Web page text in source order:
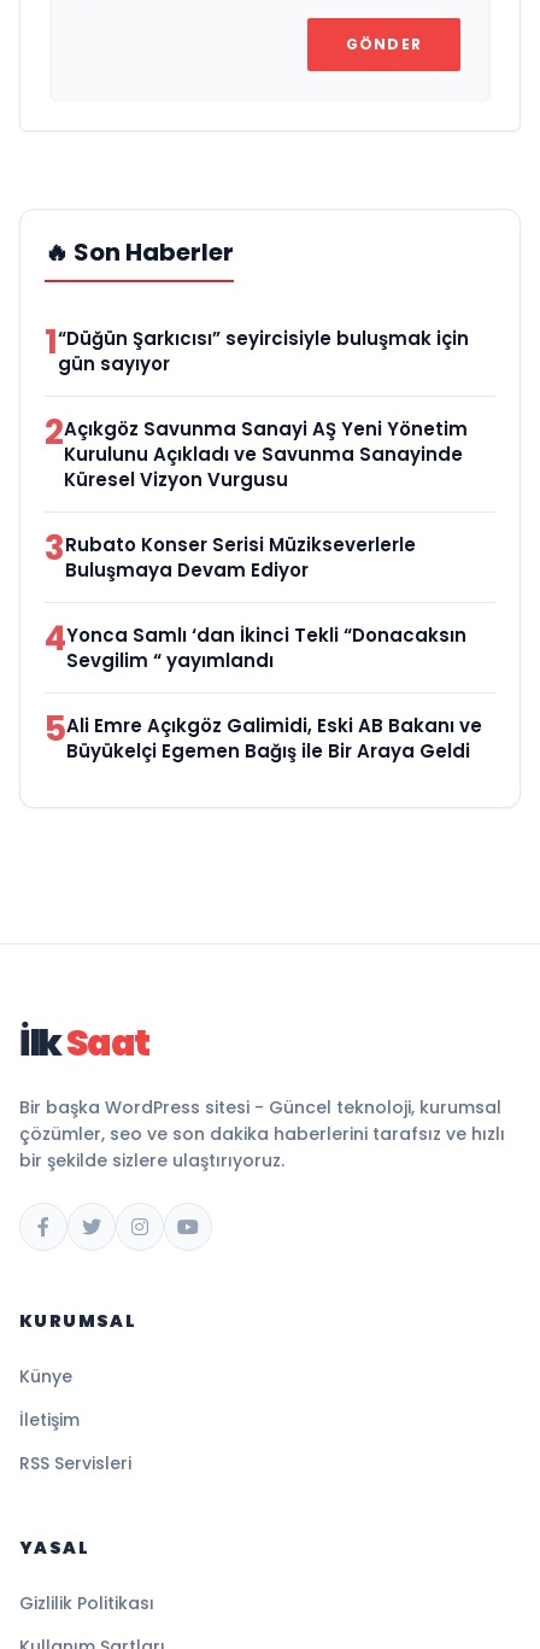
GÖNDER
🔥 Son Haberler
1“Düğün Şarkıcısı” seyircisiyle buluşmak için
gün sayıyor
2Açıkgöz Savunma Sanayi AŞ Yeni Yönetim
Kurulunu Açıkladı ve Savunma Sanayinde
Küresel Vizyon Vurgusu
3Rubato Konser Serisi Müzikseverlerle
Buluşmaya Devam Ediyor
4Yonca Samlı ‘dan İkinci Tekli “Donacaksın
Sevgilim “ yayımlandı
5Ali Emre Açıkgöz Galimidi, Eski AB Bakanı ve
Büyükelçi Egemen Bağış ile Bir Araya Geldi
İlkSaat
Bir başka WordPress sitesi - Güncel teknoloji, kurumsal
çözümler, seo ve son dakika haberlerini tarafsız ve hızlı
bir şekilde sizlere ulaştırıyoruz.
KURUMSAL
Künye
İletişim
RSS Servisleri
YASAL
Gizlilik Politikası